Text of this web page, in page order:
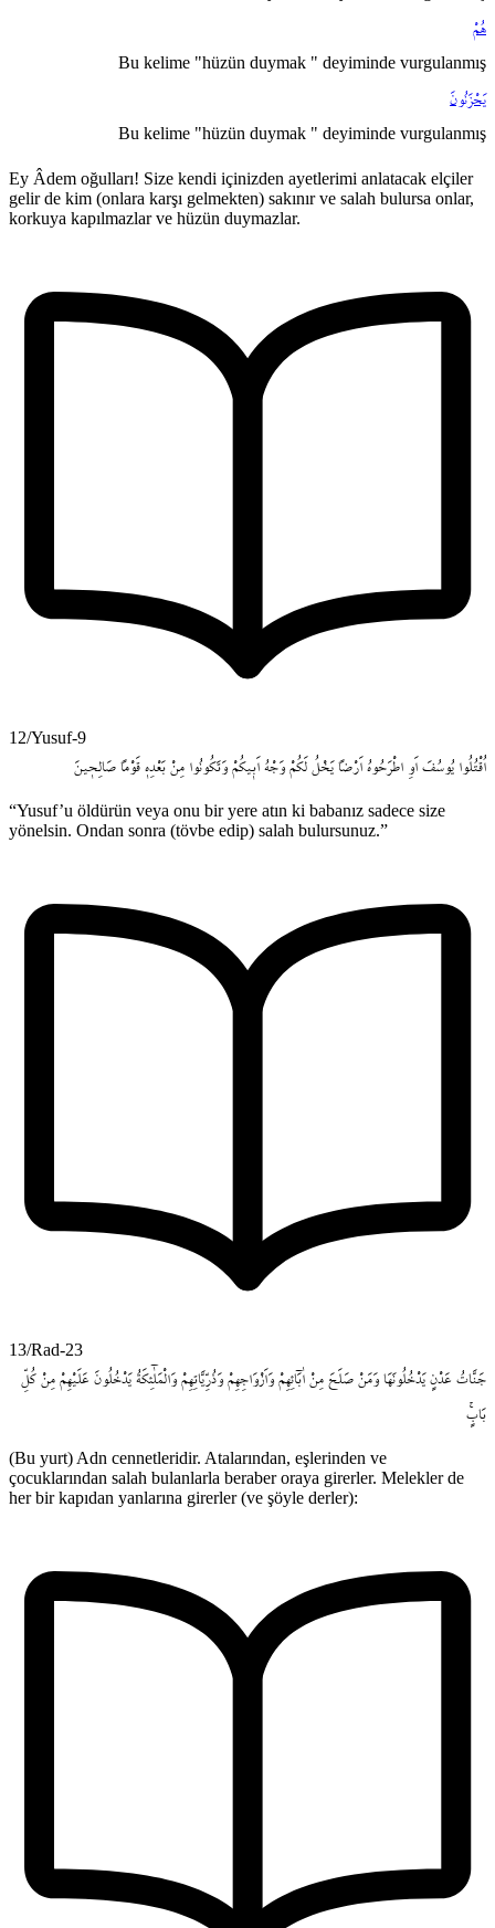
هُمْ
Bu kelime "hüzün duymak " deyiminde vurgulanmış
يَحْزَنُونَ
Bu kelime "hüzün duymak " deyiminde vurgulanmış
Ey Âdem oğulları! Size kendi içinizden ayetlerimi anlatacak elçiler
gelir de kim (onlara karşı gelmekten) sakınır ve salah bulursa onlar,
korkuya kapılmazlar ve hüzün duymazlar.
12/Yusuf-9
اُقْتُلُوا يُوسُفَ اَوِ اطْرَحُوهُ اَرْضاً يَخْلُ لَكُمْ وَجْهُ اَب۪يكُمْ وَتَكُونُوا مِنْ بَعْدِه۪ قَوْماً صَالِح۪ينَ
“Yusuf’u öldürün veya onu bir yere atın ki babanız sadece size
yönelsin. Ondan sonra (tövbe edip) salah bulursunuz.”
13/Rad-23
جَنَّاتُ عَدْنٍ يَدْخُلُونَهَا وَمَنْ صَلَحَ مِنْ اٰبَٓائِهِمْ وَاَزْوَاجِهِمْ وَذُرِّيَّاتِهِمْ وَالْمَلٰٓئِكَةُ يَدْخُلُونَ عَلَيْهِمْ مِنْ كُلِّ
بَابٍۚ
(Bu yurt) Adn cennetleridir. Atalarından, eşlerinden ve
çocuklarından salah bulanlarla beraber oraya girerler. Melekler de
her bir kapıdan yanlarına girerler (ve şöyle derler):